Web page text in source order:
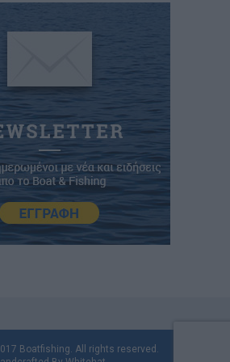
Boatfishing. All rights reserved.